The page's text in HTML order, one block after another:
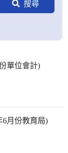
單位會計)
6月份教育局)